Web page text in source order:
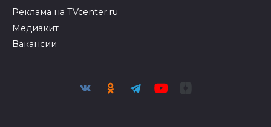
Реклама на TVcenter.ru
Медиакит
Вакансии